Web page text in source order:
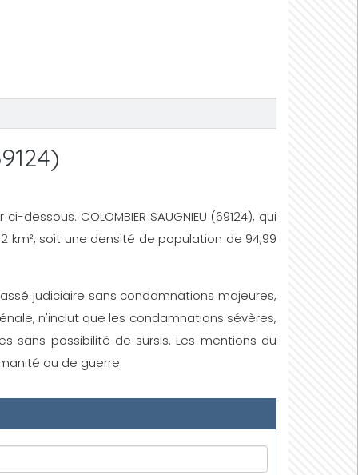
COLOMBIER SAUGNIEU (69124), qui
km², soit une densité de population de 94,99
judiciaire sans condamnations majeures,
n'inclut que les condamnations sévères,
sans possibilité de sursis. Les mentions du
ou de guerre.